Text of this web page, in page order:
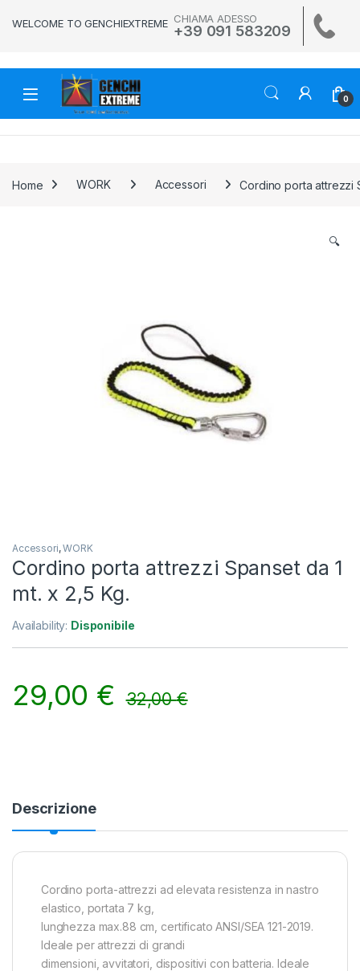
WELCOME TO GENCHIEXTREME CHIAMA ADESSO
+39 091 583209
0
Home WORK Accessori Cordino porta attrezzi
🔍
Accessori,WORK
Cordino porta attrezzi Spanset da 1
mt. x 2,5 Kg.
Availability: Disponibile
29,00 € 32,00€
Descrizione
Cordino porta-attrezzi ad elevata resistenza in nastro
elastico, portata 7 kg,
lunghezza max.88 cm, certificato ANSI/SEA 121-2019.
Ideale per attrezzi di grandi
dimensioni, avvitatori, dispositivi con batteria. Ideale